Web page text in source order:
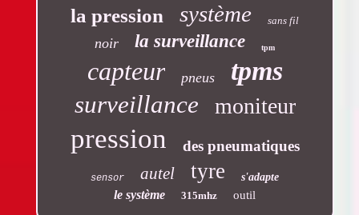
la pression système sans fil
noir la surveillance tpm
capteur pneus tpms
surveillance moniteur
pression des pneumatiques
sensor autel tyre s'adapte
le système 315mhz outil